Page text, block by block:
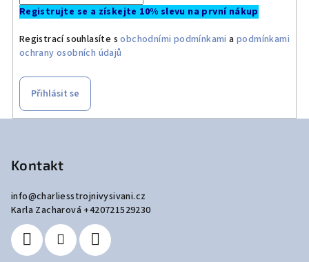
Registrujte se a získejte 10% slevu na první nákup
Registrací souhlasíte sobchodními podmínkami a podmínkami
ochrany osobních údajů
Přihlásit se
Kontakt
info@charliesstrojnivysivani.cz
Karla Zacharová +420721529230